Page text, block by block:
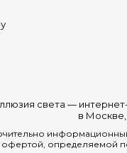
света —
в Москве
определяемой